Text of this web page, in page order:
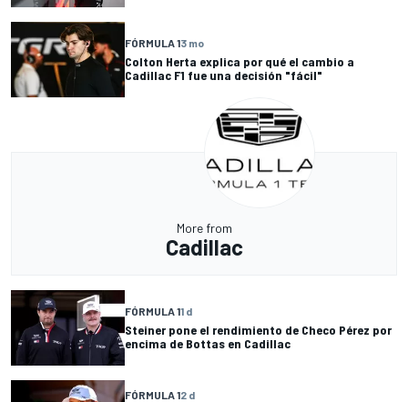
FÓRMULA 13 mo
Colton Herta explica por qué el cambio a
Cadillac F1 fue una decisión "fácil"
More from
Cadillac
FÓRMULA 11 d
Steiner pone el rendimiento de Checo Pérez por
encima de Bottas en Cadillac
FÓRMULA 12 d